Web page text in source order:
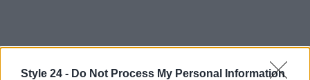
Style 24 - Do Not Process My Personal Information